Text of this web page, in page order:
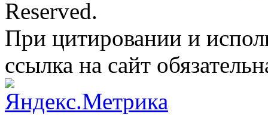
Reserved.
При цитировании и
ссылка на сайт